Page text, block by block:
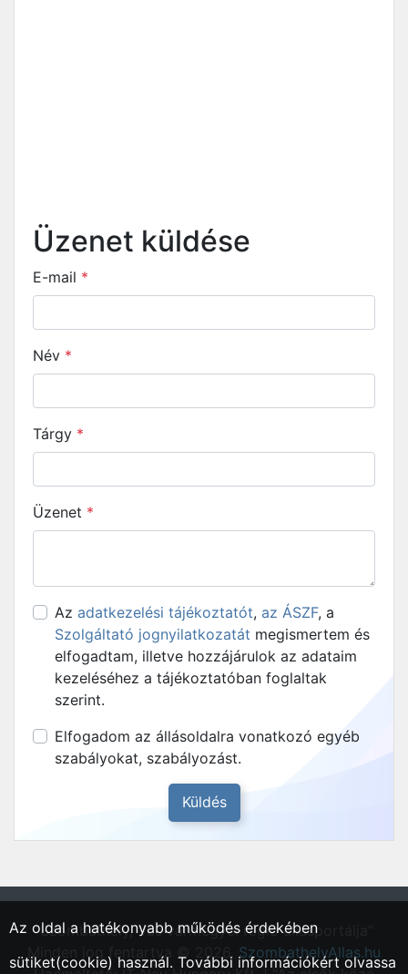
Üzenet küldése
E-mail *
Név *
Tárgy *
Üzenet *
Az adatkezelési tájékoztatót, az ÁSZF, a
Szolgáltató jognyilatkozatát megismertem és
elfogadtam, illetve hozzájárulok az adataim
kezeléséhez a tájékoztatóban foglaltak
szerint.
Elfogadom az állásoldalra vonatkozó egyéb
szabályokat, szabályozást.
"Szombathely, Vas vármegyei régió állásportálja"
Minden jog fentartva © 2026. SzombathelyAllas.hu
Az oldal a hatékonyabb működés érdekében
sütiket(cookie) használ. További információkért olvassa